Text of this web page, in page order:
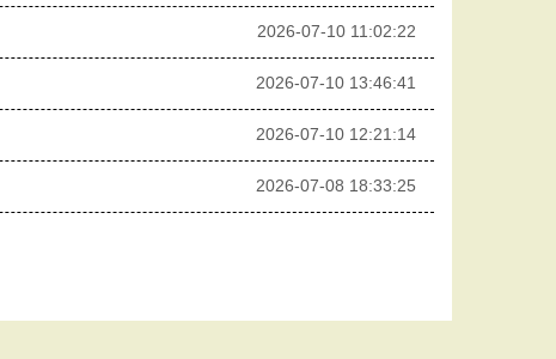
2026-07-10 11:02:22
2026-07-10 13:46:41
2026-07-10 12:21:14
2026-07-08 18:33:25